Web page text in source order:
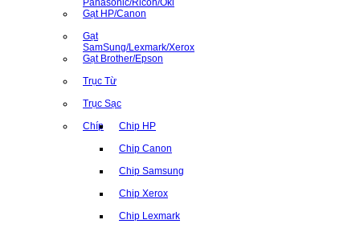
Panasonic/Ricoh/Oki
Gạt HP/Canon
Gạt
SamSung/Lexmark/Xerox
Gạt Brother/Epson
Trục Từ
Trục Sạc
Chíp Chip HP
Chip Canon
Chip Samsung
Chip Xerox
Chip Lexmark